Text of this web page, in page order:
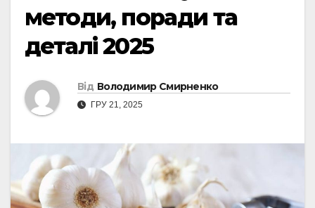
методи, поради та
деталі 2025
Від Володимир Смирненко
ГРУ 21, 2025